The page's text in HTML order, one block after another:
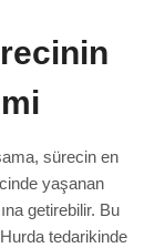
sürecin en
yaşanan
getirebilir. Bu
tedarikinde